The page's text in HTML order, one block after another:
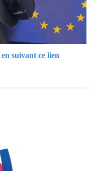
en suivant ce lien